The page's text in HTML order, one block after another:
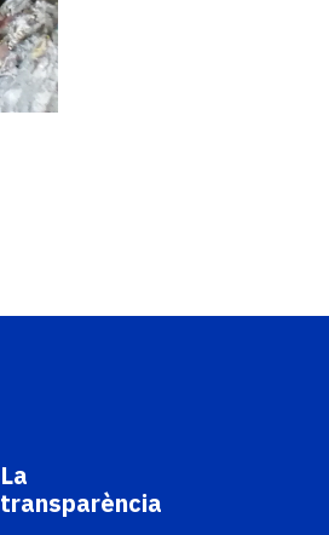
La
transparència